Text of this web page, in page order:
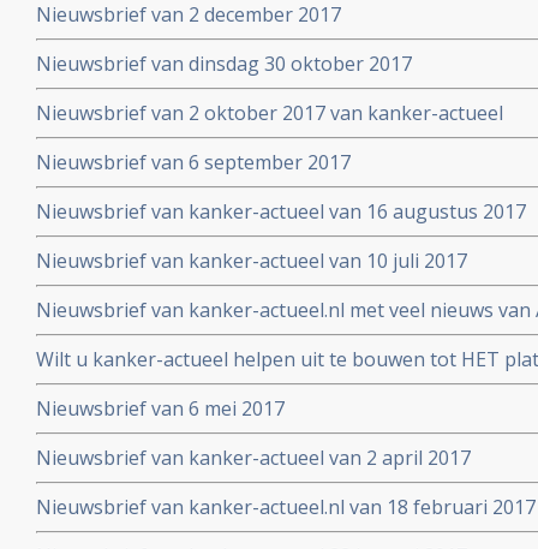
Nieuwsbrief van 2 december 2017
Nieuwsbrief van dinsdag 30 oktober 2017
Nieuwsbrief van 2 oktober 2017 van kanker-actueel
Nieuwsbrief van 6 september 2017
Nieuwsbrief van kanker-actueel van 16 augustus 2017
Nieuwsbrief van kanker-actueel van 10 juli 2017
Nieuwsbrief van kanker-actueel.nl met veel nieuws van
2017
Wilt u kanker-actueel helpen uit te bouwen tot HET
hun naasten?
Nieuwsbrief van 6 mei 2017
Nieuwsbrief van kanker-actueel van 2 april 2017
Nieuwsbrief van kanker-actueel.nl van 18 februari 2017